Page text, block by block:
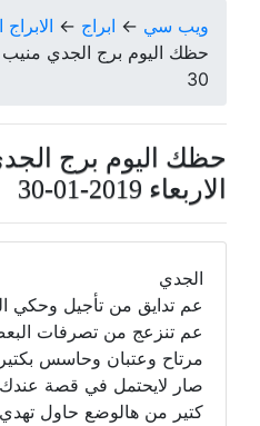
ويب سي ← ابراج ← الابراج
30
حظك اليوم برج
الاربعاء 2019-01-30
الجدي
عم تدايق من تأجيل وحكي
عم تنزعج من تصرفات
مرتاح وعتبان وحاسس
صار لايحتمل في قصة
كتير من هالوضع حاول